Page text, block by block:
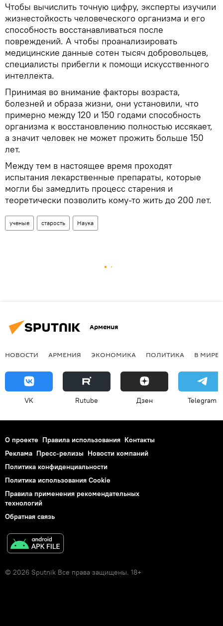
Чтобы вычислить точную цифру, эксперты изучили
жизнестойкость человеческого организма и его
способность восстанавливаться после
повреждений. А чтобы проанализировать
медицинские данные сотен тысяч добровольцев,
специалисты прибегли к помощи искусственного
интеллекта.
Принимая во внимание факторы возраста,
болезней и образа жизни, они установили, что
примерно между 120 и 150 годами способность
организма к восстановлению полностью иссякает,
а значит человек не может прожить больше 150
лет.
Между тем в настоящее время проходят
испытания лекарственные препараты, которые
могли бы замедлить процесс старения и
теоретически позволить кому-то жить до 200 лет.
ученые старость Наука
Армения
НОВОСТИ АРМЕНИЯ ЭКОНОМИКА ПОЛИТИКА В МИРЕ
VK Rutube Дзен Telegram
О проекте Правила использования Контакты
Реклама Пресс-релизы Новости компаний
Политика конфиденциальности
Политика использования Cookie
Правила применения рекомендательных
технологий
Обратная связь
© 2026 Sputnik Все права защищены. 18+